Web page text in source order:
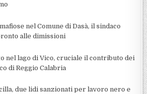
nel Comune di Dasà, il sindaco
alle dimissioni
nel lago di Vico, cruciale il contributo dei
di Reggio Calabria
due lidi sanzionati per lavoro nero e